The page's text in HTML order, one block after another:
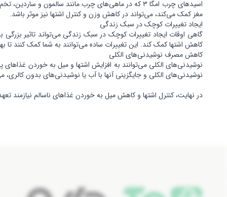
مغز کمک می‌کند، می‌تواند در کاهش وزن و کنترل اشتها نیز موثر باشد.
ایجاد تغییرات کوچک در سبک زندگی
گاهی اوقات ایجاد تغییرات کوچک در سبک زندگی می‌تواند تاثیر
کاهش اشتها کمک کند. این تغییرات ساده می‌توانند به شما کمک کنند تا
کاهش مصرف نوشیدنی‌های الکلی
نوشیدنی‌های الکلی می‌توانند به افزایش اشتها و میل به خوردن
نوشیدنی‌های الکلی و جایگزینی آنها با آب یا نوشیدنی‌های بدون کالری،
در نهایت، کنترل اشتها و کاهش میل به خوردن غذاهای ناسالم